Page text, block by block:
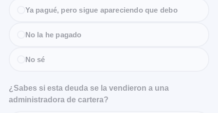
Ya pagué, pero sigue apareciendo que debo
No la he pagado
No sé
¿Sabes si esta deuda se la vendieron a una
administradora de cartera?